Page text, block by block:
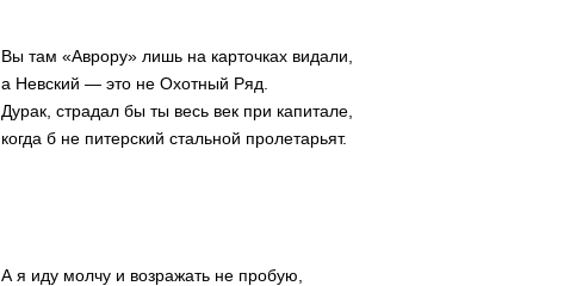
Вы там «Аврору» лишь на карточках видали,
а Невский — это не Охотный Ряд.
Дурак, страдал бы ты весь век при капитале,
когда б не питерский стальной пролетарьят.
А я иду молчу и возражать не пробую,